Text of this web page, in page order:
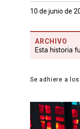
10 de junio de
ARCHIVO
Esta historia
Se adhiere a